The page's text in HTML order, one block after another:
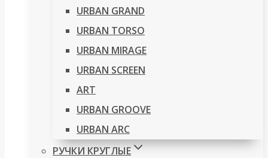
URBAN GRAND
URBAN TORSO
URBAN MIRAGE
URBAN SCREEN
ART
URBAN GROOVE
URBAN ARC
РУЧКИ КРУГЛЫЕ